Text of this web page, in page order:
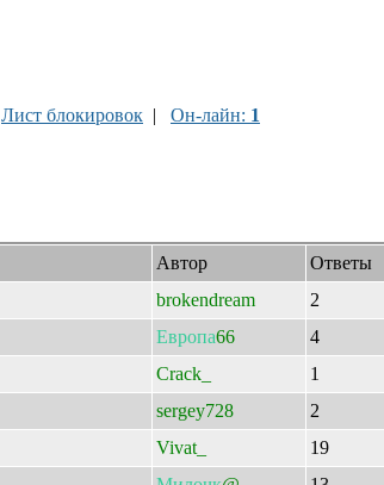
Лист блокировок | Он-лайн: 1
Автор Ответы
brokendream 2
Европа66 4
Crack_ 1
sergey728 2
Vivat_ 19